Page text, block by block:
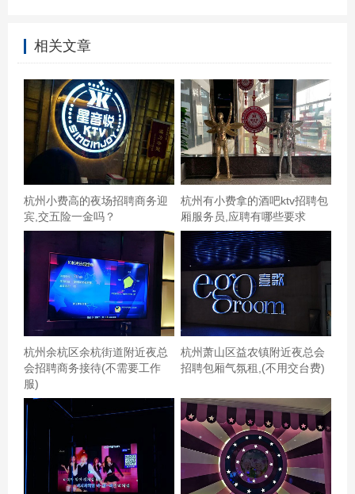
音响蛮好，音质也不错，放假了来唱个歌，哼个小曲儿，
不错，啊～舒服环境不错，音响效果很好，下次还有光
临。杭州临平区崇贤街道附近ktv招聘商务接待,有没有职位
上升空间 由于有团购活动，所以节假日和双休人特别多，
招聘不能提前预定，等位的人太多了。商家可以调整下活
动，有利于吸引更多的人气！
相关文章
杭州小费高的夜场招聘商务迎
宾,交五险一金吗？
杭州有小费拿的酒吧ktv招聘包
厢服务员,应聘有哪些要求
杭州余杭区余杭街道附近夜总
会招聘商务接待(不需要工作
服)
杭州萧山区益农镇附近夜总会
招聘包厢气氛租,(不用交台费)